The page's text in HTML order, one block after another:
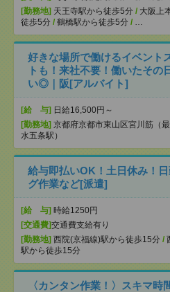
[勤務地] 天王寺駅から徒歩5分 / 大阪上
徒歩5分 / 鶴橋駅から徒歩5分 / …
好きな場所で働けるイベント
トも！来社不要！働いたその
い◎｜阪[アルバイト]
[給 与] 日給16,500円～
[勤務地] 京都府京都市東山区宮川筋（
水五条駅）
給与即払いOK！土日休み！
グ作業など[派遣]
[給 与] 時給1250円
[交通費]交通費支給有り
[勤務地] 西院(京福線)駅から徒歩15分 /
駅から徒歩15分
〈カンタン作業！〉スキマ時